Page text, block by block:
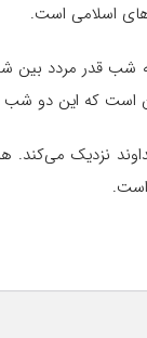
اسلامی است.
که شب قدر مردد
است که این دو شب
نزدیک